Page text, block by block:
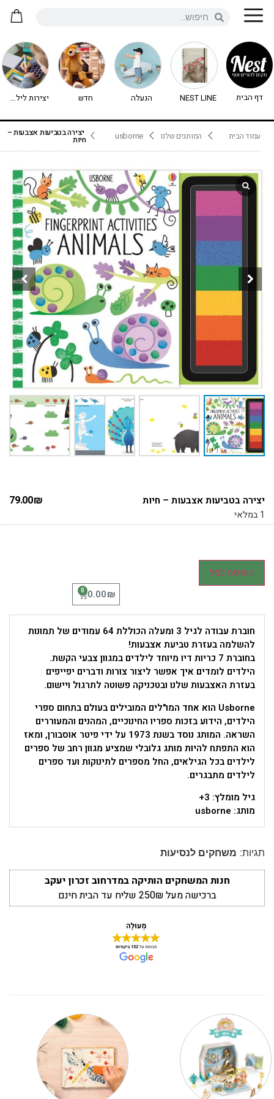
דף הבית NEST LINE הנעלה חדש יצירות לילדים - יצירה לילדים
עמוד הבית המותגים שלנו usborne יצירה בטביעות אצבעות –
חיות
יצירה בטביעות אצבעות – חיות 79.00₪
1 במלאי
הוספה לסל
0.00₪
0
חוברת עבודה לגיל 3 ומעלה הכוללת 64 עמודים של תמונות
להשלמה בעזרת טביעת אצבעות!
בחוברת 7 כריות דיו מיוחד לילדים במגוון צבעי הקשת.
הילדים לומדים איך אפשר ליצור צורות ודברים יפייפים
בעזרת האצבעות שלנו ובטכניקה פשוטה לתרגול ויישום.
Usborne הוא אחד המו"לים המובילים בעולם בתחום ספרי
הילדים, הידוע בזכות ספריו החינוכיים, המהנים והמעוררים
השראה. המותג נוסד בשנת 1973 על ידי פיטר אוסבורן, ומאז
הוא התפתח להיות מותג גלובלי שמציע מגוון רחב של ספרים
לילדים בכל הגילאים, החל מספרים לתינוקות ועד ספרים
לילדים מתבגרים.
גיל מומלץ: 3+
מותג: usborne
תגיות: משחקים לנסיעות
חנות המשחקים הותיקה במדרחוב זכרון יעקב
ברכישה מעל 250₪ שליח עד הבית חינם